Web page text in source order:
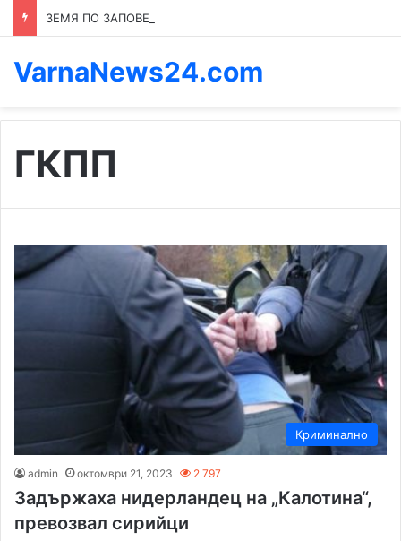
VarnaNews24.com
ГКПП
Криминално
admin октомври 21, 2023 2 797
Задържаха нидерландец на „Калотина“,
превозвал сирийци